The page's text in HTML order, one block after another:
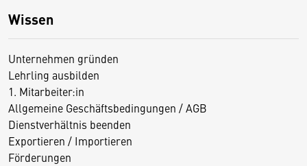
Wissen
Unternehmen gründen
Lehrling ausbilden
1. Mitarbeiter:in
Allgemeine Geschäftsbedingungen / AGB
Dienstverhältnis beenden
Exportieren / Importieren
Förderungen